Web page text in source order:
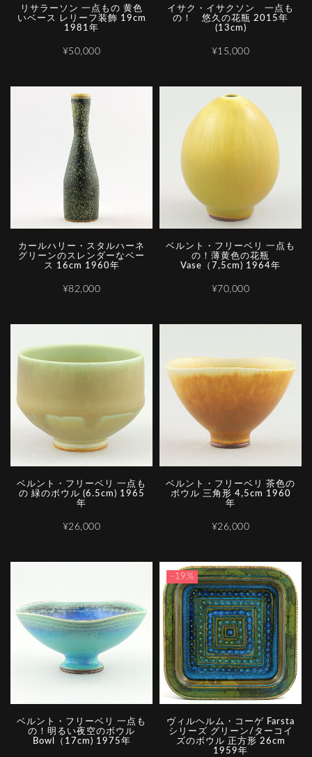
リサラーソン 一点もの 黄色
いベース レリーフ装飾 19cm
1981年
¥50,000
イサク・イサクソン 一点も
の！ 悠久の花瓶 2015年
(13cm)
¥15,000
カールハリー・スタルハーネ
グリーンのスレンダーなベー
ス 16cm 1960年
¥82,000
ベルント・フリーベリ 一点も
の！薄黄色の花瓶
Vase（7,5cm) 1964年
¥70,000
ベルント・フリーベリ 一点も
の 緑のボウル (6.5cm) 1965
年
¥26,000
ベルント・フリーベリ 茶色の
ボウル 三角形 4,5cm 1960
年
¥26,000
ベルント・フリーベリ 一点も
の！明るい夜空のボウル
Bowl（17cm) 1975年
-19%
ヴィルヘルム・コーゲ Farsta
シリーズ グリーン/ターコイ
ズのボウル 正方形 26cm
1959年